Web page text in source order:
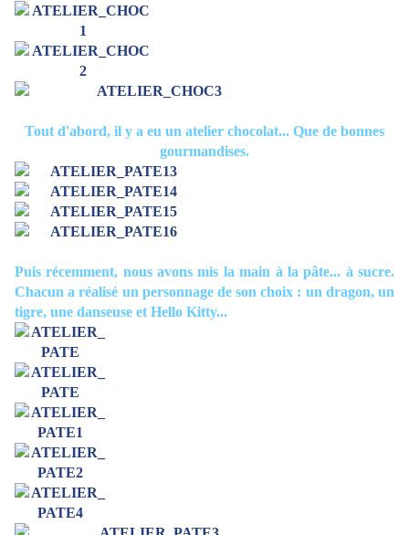
Tout d'abord, il y a eu un atelier chocolat... Que de bonnes
gourmandises.
Puis récemment, nous avons mis la main à la pâte... à sucre.
Chacun a réalisé un personnage de son choix : un dragon, un
tigre, une danseuse et Hello Kitty...